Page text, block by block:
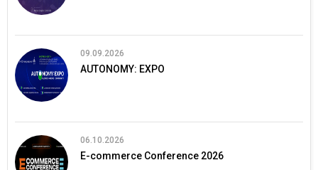
09.09.2026
AUTONOMY: EXPO
06.10.2026
E-commerce Conference 2026